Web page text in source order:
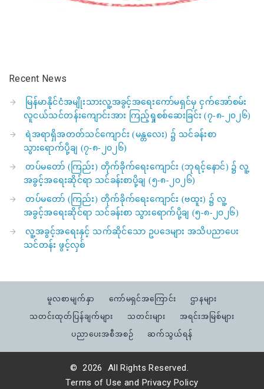
Recent News
မြန်မာနိုင်ငံအမျိုးသားလူ့အခွင့်အရေးကော်မရှင်မှ ငှက်အော်စမ်း
လူငယ်သင်တန်းကျောင်းအား ကြည့်ရှုစစ်ဆေးခြင်း (၇-၈-၂၀၂၆)
ရဲအရာရှိအတတ်သင်ကျောင်း (မန္တလေး) ၌ သင်ခန်းစာ
သွားရောက်ပို့ချ (၇-၈-၂၀၂၆)
တပ်မတော် (ကြည်း) တိုက်ခိုက်ရေးကျောင်း (ဘုရင့်နောင်) ၌ လူ့
အခွင့်အရေးဆိုင်ရာ သင်ခန်းစာပို့ချ (၅-၈-၂၀၂၆)
တပ်မတော် (ကြည်း) တိုက်ခိုက်ရေးကျောင်း (ဗထူး) ၌ လူ့
အခွင့်အရေးဆိုင်ရာ သင်ခန်းစာ သွားရောက်ပို့ချ (၅-၈-၂၀၂၆)
လူ့အခွင့်အရေးနှင့် သက်ဆိုင်သော ဥပဒေများ အသိပညာပေး
သင်တန်း ဖွင့်လှစ်
မူလစာမျက်နှာ ကော်မရှင်အကြောင်း
ဌာနများ
သတင်းထုတ်ပြန်ချက်များ
သတင်းများ
အရင်းအမြစ်များ
ပညာပေးအစီအစဉ်
ဆက်သွယ်ရန်
© 2026
All Rights Reserved.
Terms of Use and Privacy Policy